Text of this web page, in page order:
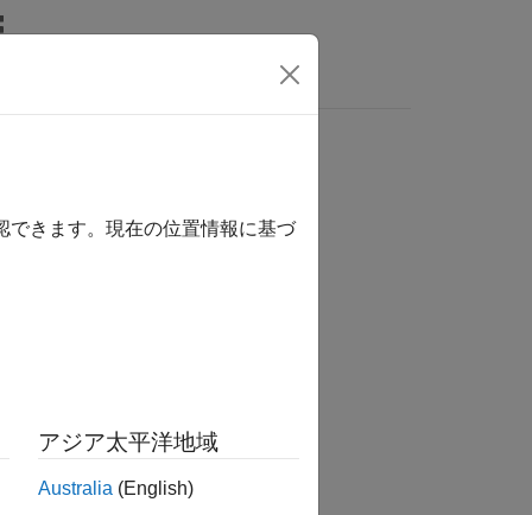
できます。現在の位置情報に基づ
アジア太平洋地域
Australia (English)